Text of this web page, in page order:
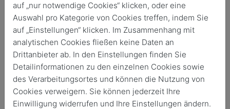
Anmeldung
Bitte füllen Sie das untenstehende Formular aus, um sich für
diese Veranstaltung anzumelden.
Anrede
Namenszusatz
auf „nur notwendige Cookies“ klicken, oder eine
Auswahl pro Kategorie von Cookies treffen, indem Sie
auf „Einstellungen“ klicken. Im Zusammenhang mit
analytischen Cookies fließen keine Daten an
Drittanbieter ab. In den Einstellungen finden Sie
Detailinformationen zu den einzelnen Cookies sowie
des Verarbeitungsortes und können die Nutzung von
Cookies verweigern. Sie können jederzeit Ihre
Einwilligung widerrufen und Ihre Einstellungen ändern.